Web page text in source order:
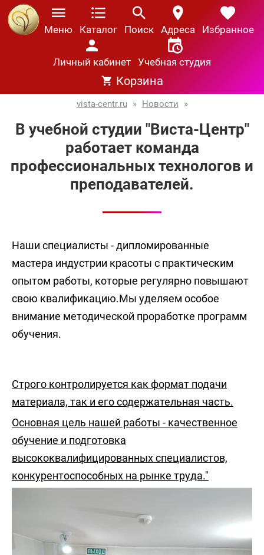
Меню Каталог Поиск Адреса Избранное
Личный кабинет Учебная студия
Корзина
vista-centr.ru » Новости »
В учебной студии "Виста-Центр"
работает команда
профессиональных технологов и
преподавателей.
Наши специалисты - дипломированные
мастера индустрии красоты с практическим
опытом работы, которые регулярно повышают
свою квалификацию.Мы уделяем особое
внимание методической проработке программ
обучения.
Строго контролируется как формат подачи
материала, так и его содержательная часть.
Основная цель нашей работы - качественное
обучение и подготовка
высококвалифицированных специалистов,
конкурентоспособных на рынке труда."